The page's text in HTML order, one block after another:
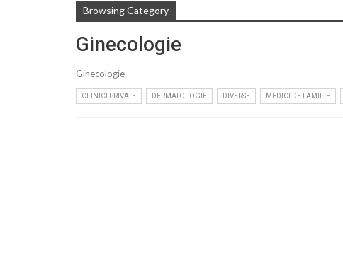
Browsing Category
Ginecologie
Ginecologie
CLINICI PRIVATE DERMATOLOGIE DIVERSE MEDICI DE FAMILIE